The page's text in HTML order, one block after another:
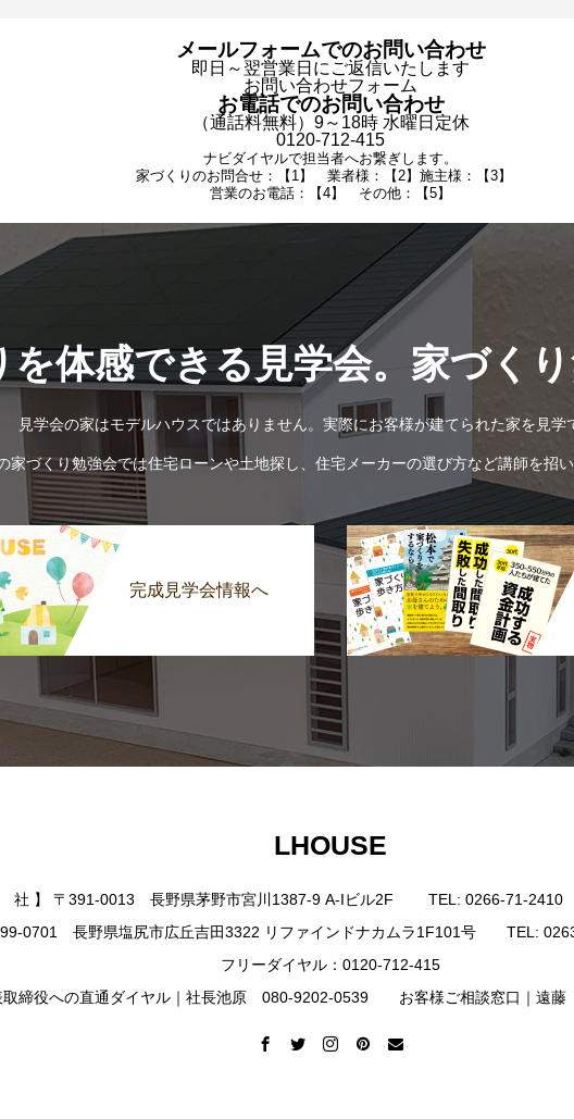
メールフォームでのお問い合わせ
即日～翌営業日にご返信いたします
お問い合わせフォーム
お電話でのお問い合わせ
（通話料無料）9～18時 水曜日定休
0120-712-415
ナビダイヤルで担当者へお繋ぎします。
家づくりのお問合せ：【1】 業者様：【2】施主様：【3】
営業のお電話：【4】 その他：【5】
体感できる見学会。家づく
見学会の家はモデルハウスではありません。実際にお客様が建てられた家を見学
家づくり勉強会では住宅ローンや土地探し、住宅メーカーの選び方など講師を招
完成見学会情報へ
LHOUSE
】 〒391-0013 長野県茅野市宮川1387-9 A-Iビル2F TEL: 0266-71-2410
399-0701 長野県塩尻市広丘吉田3322 リファインドナカムラ1F101号 TEL:
フリーダイヤル：0120-712-415
取締役への直通ダイヤル｜社長池原 080-9202-0539 お客様ご相談窓口｜遠